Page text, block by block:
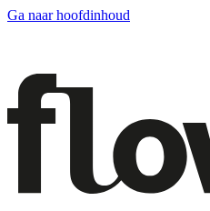
Ga naar hoofdinhoud